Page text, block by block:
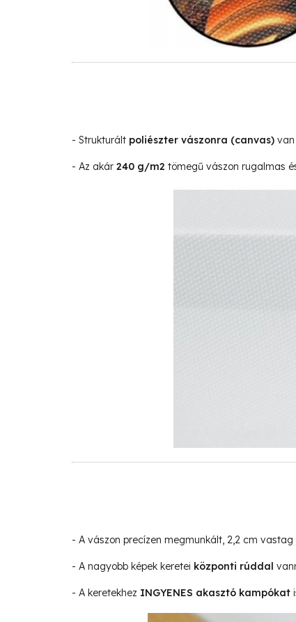
- Strukturált poliészter vászonra (canvas)
- Az akár 240 g/m2 tömegű vászon rugalmas
- A vászon precízen megmunkált, 2,2 cm vastag
- A nagyobb képek keretei központi rúddal
- A keretekhez INGYENES akasztó kampókat